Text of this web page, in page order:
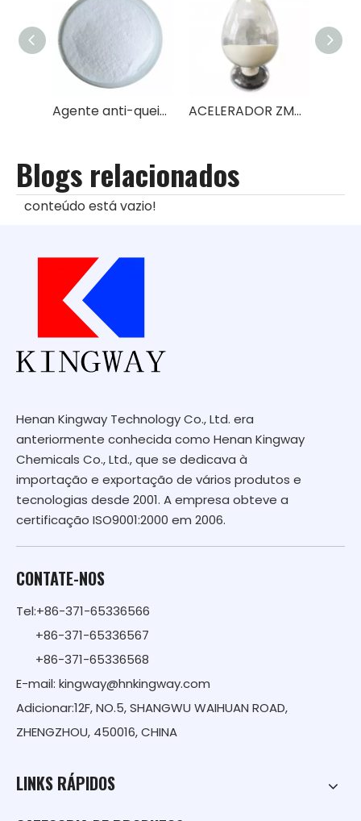
Agente anti-queimadura de borracha CTP (PVI) ACELERADOR ZMBT
Blogs relacionados
conteúdo está vazio!
Henan Kingway Technology Co., Ltd. era
anteriormente conhecida como Henan Kingway
Chemicals Co., Ltd., que se dedicava à
importação e exportação de vários produtos e
tecnologias desde 2001. A empresa obteve a
certificação ISO9001:2000 em 2006.
CONTATE-NOS
Tel:+86-371-65336566
+86-371-65336567
+86-371-65336568
E-mail: kingway@hnkingway.com
Adicionar:12F, NO.5, SHANGWU WAIHUAN ROAD,
ZHENGZHOU, 450016, CHINA
LINKS RÁPIDOS